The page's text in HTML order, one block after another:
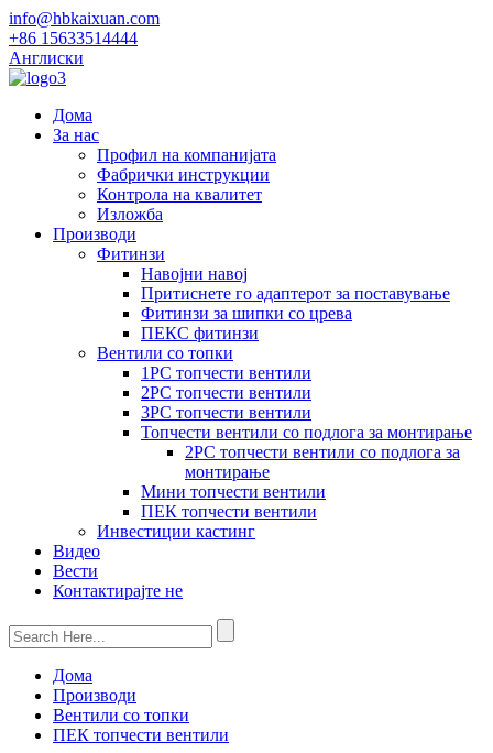
info@hbkaixuan.com
+86 15633514444
Англиски
Дома
За нас
Профил на компанијата
Фабрички инструкции
Контрола на квалитет
Изложба
Производи
Фитинзи
Навојни навој
Притиснете го адаптерот за поставување
Фитинзи за шипки со црева
ПЕКС фитинзи
Вентили со топки
1PC топчести вентили
2PC топчести вентили
3PC топчести вентили
Топчести вентили со подлога за монтирање
2PC топчести вентили со подлога за
монтирање
Мини топчести вентили
ПЕК топчести вентили
Инвестиции кастинг
Видео
Вести
Контактирајте не
Дома
Производи
Вентили со топки
ПЕК топчести вентили